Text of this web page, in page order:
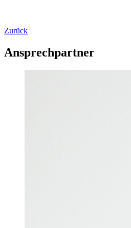
Zurück
Ansprechpartner